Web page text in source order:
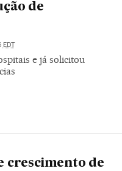
de
EDT
e já solicitou
crescimento de